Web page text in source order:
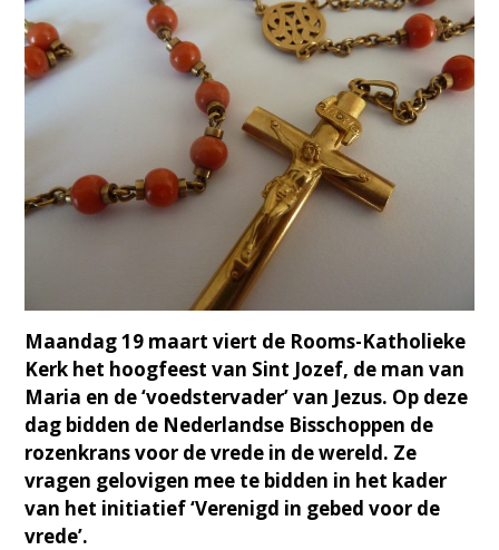
Maandag 19 maart viert de Rooms-Katholieke
Kerk het hoogfeest van Sint Jozef, de man van
Maria en de ‘voedstervader’ van Jezus. Op deze
dag bidden de Nederlandse Bisschoppen de
rozenkrans voor de vrede in de wereld. Ze
vragen gelovigen mee te bidden in het kader
van het initiatief ‘Verenigd in gebed voor de
vrede’.